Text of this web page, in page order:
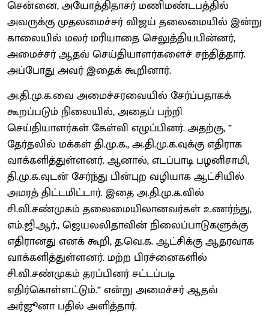
சென்னை, அயோத்திதாசர் மணிமண்டபத்தில்
அவருக்கு முதலமைச்சர் விஜய் தலைமையில் இன்று
காலையில் மலர் மரியாதை செலுத்தியபின்னர்,
அமைச்சர் ஆதவ் செய்தியாளர்களைச் சந்தித்தார்.
அப்போது அவர் இதைக் கூறினார்.
அ.தி.மு.க.வை அமைச்சரவையில் சேர்ப்பதாகக்
கூறப்படும் நிலையில், அதைப் பற்றி
செய்தியாளர்கள் கேள்வி எழுப்பினர். அதற்கு, ”
தேர்தலில் மக்கள் தி.மு.க., அ.தி.மு.க.வுக்கு எதிராக
வாக்களித்துள்ளனர். ஆனால், எடப்பாடி பழனிசாமி,
தி.மு.க.வுடன் சேர்ந்து பின்புற வழியாக ஆட்சியில்
அமரத் திட்டமிட்டார். இதை அ.தி.மு.க.வில்
சி.வி.சண்முகம் தலைமையிலானவர்கள் உணர்ந்து,
எம்.ஜி.ஆர்., ஜெயலலிதாவின் நிலைப்பாடுகளுக்கு
எதிரானது எனக் கூறி, த.வெ.க. ஆட்சிக்கு ஆதரவாக
வாக்களித்துள்ளனர். மற்ற பிரச்னைகளில்
சி.வி.சண்முகம் தரப்பினர் சட்டப்படி
எதிர்கொள்ளட்டும்.” என்று அமைச்சர் ஆதவ்
அர்ஜூனா பதில் அளித்தார்.